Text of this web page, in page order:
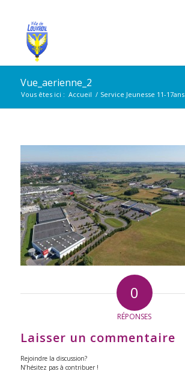
Vue_aerienne_2
Vous êtes ici : Accueil / Service Jeunesse 11-17ans
0
RÉPONSES
Laisser un commentaire
Rejoindre la discussion?
N’hésitez pas à contribuer !